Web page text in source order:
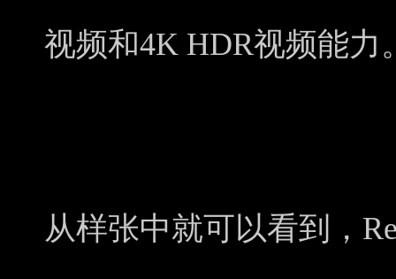
视频和4K HDR视频能力
从样张中就可以看到，